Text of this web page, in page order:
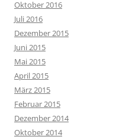
Oktober 2016
Juli 2016
Dezember 2015
Juni 2015
Mai 2015
April 2015
März 2015
Februar 2015
Dezember 2014
Oktober 2014